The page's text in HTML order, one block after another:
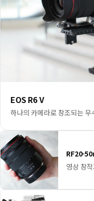
EOS R6 V
하나의 카메라로 창조되는 무
RF20-
영상 창